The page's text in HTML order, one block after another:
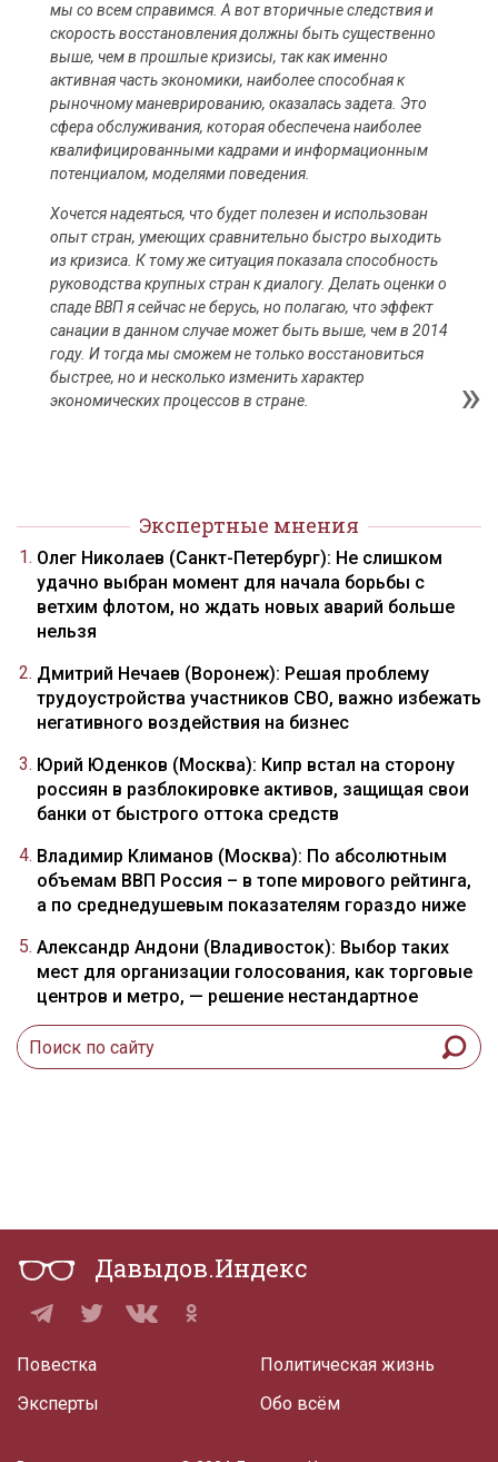
мы со всем справимся. А вот вторичные следствия и
скорость восстановления должны быть существенно
выше, чем в прошлые кризисы, так как именно
активная часть экономики, наиболее способная к
рыночному маневрированию, оказалась задета. Это
сфера обслуживания, которая обеспечена наиболее
квалифицированными кадрами и информационным
потенциалом, моделями поведения.
Хочется надеяться, что будет полезен и использован
опыт стран, умеющих сравнительно быстро выходить
из кризиса. К тому же ситуация показала способность
руководства крупных стран к диалогу. Делать оценки о
спаде ВВП я сейчас не берусь, но полагаю, что эффект
санации в данном случае может быть выше, чем в 2014
году. И тогда мы сможем не только восстановиться
быстрее, но и несколько изменить характер
экономических процессов в стране.
Экспертные мнения
Олег Николаев (Санкт-Петербург): Не слишком
удачно выбран момент для начала борьбы с
ветхим флотом, но ждать новых аварий больше
нельзя
Дмитрий Нечаев (Воронеж): Решая проблему
трудоустройства участников СВО, важно избежать
негативного воздействия на бизнес
Юрий Юденков (Москва): Кипр встал на сторону
россиян в разблокировке активов, защищая свои
банки от быстрого оттока средств
Владимир Климанов (Москва): По абсолютным
объемам ВВП Россия – в топе мирового рейтинга,
а по среднедушевым показателям гораздо ниже
Александр Андони (Владивосток): Выбор таких
мест для организации голосования, как торговые
центров и метро, — решение нестандартное
Давыдов.Индекс
Повестка
Эксперты
Политическая жизнь
Обо всём